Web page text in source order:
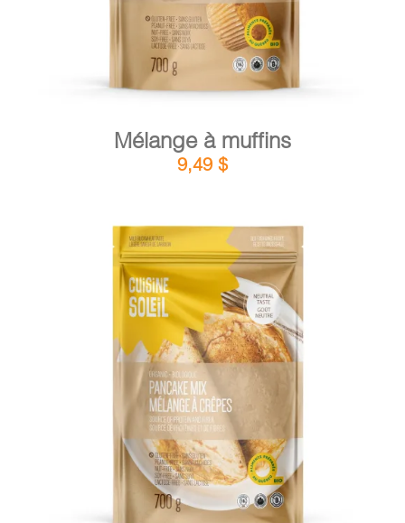
Mélange à muffins
9,49 $
AJOUTER AU PANIER